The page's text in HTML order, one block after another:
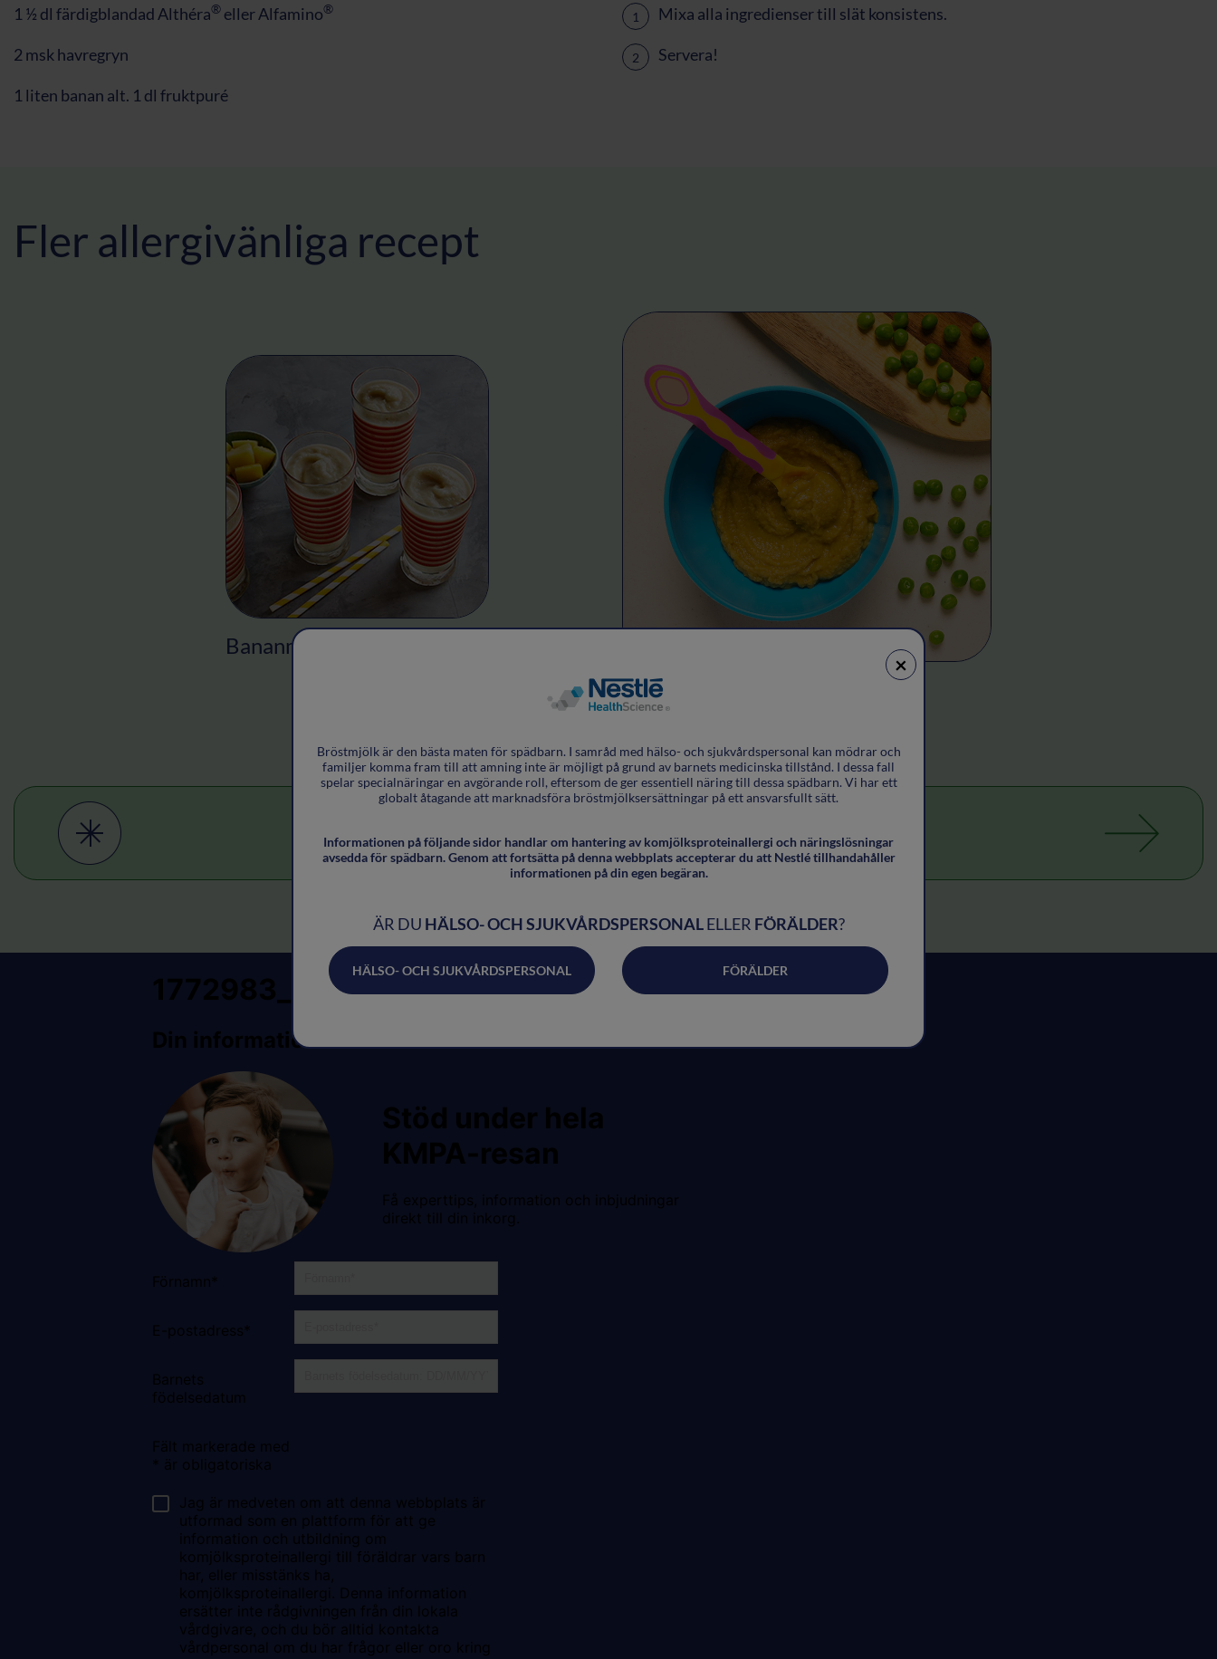
1 ½ dl färdigblandad Althéra® eller Alfamino®
2 msk havregryn
1 liten banan alt. 1 dl fruktpuré
Mixa alla ingredienser till slät konsistens.
Servera!
Fler allergivänliga recept
Bananmos
Rotfruktspuré
SE ALLA RECEPT
×
Bröstmjölk är den bästa maten för spädbarn. I samråd med hälso- och sjukvårdspersonal kan mödrar och
familjer komma fram till att amning inte är möjligt på grund av barnets medicinska tillstånd. I dessa fall
spelar specialnäringar en avgörande roll, eftersom de ger essentiell näring till dessa spädbarn. Vi har ett
globalt åtagande att marknadsföra bröstmjölksersättningar på ett ansvarsfullt sätt.
Informationen på följande sidor handlar om hantering av komjölksproteinallergi och näringslösningar
avsedda för spädbarn. Genom att fortsätta på denna webbplats accepterar du att Nestlé tillhandahåller
informationen på din egen begäran.
ÄR DU HÄLSO- OCH SJUKVÅRDSPERSONALELLER FÖRÄLDER?
HÄLSO- OCH SJUKVÅRDSPERSONAL FÖRÄLDER